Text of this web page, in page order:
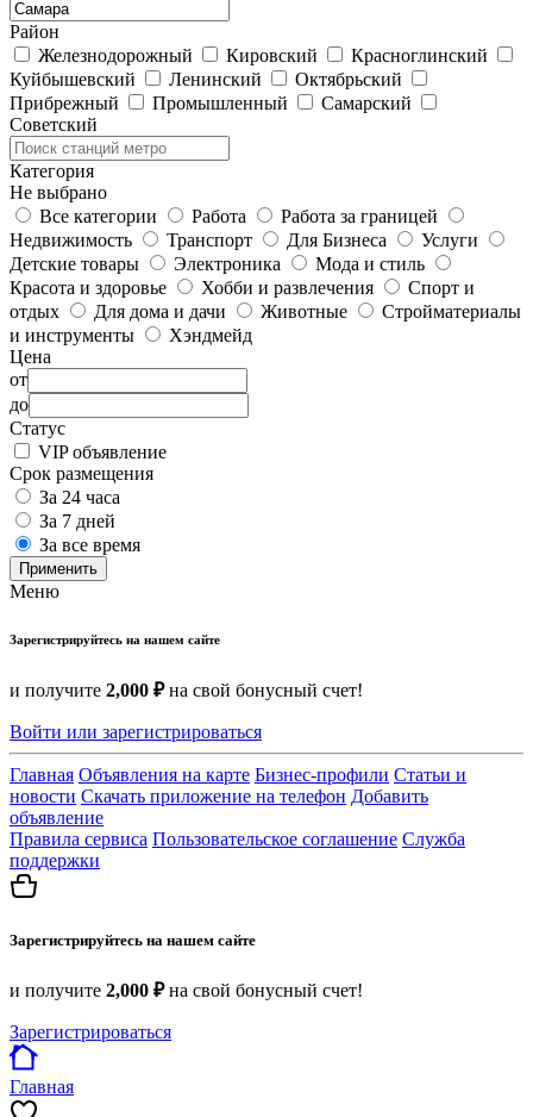
Район
Железнодорожный
Кировский
Красноглинский
Куйбышевский
Ленинский
Октябрьский
Прибрежный
Промышленный
Самарский
Советский
Категория
Не выбрано
Все категории
Работа
Работа за границей
Недвижимость
Транспорт Для Бизнеса
Услуги
Детские товары
Электроника
Мода и стиль
Красота и здоровье
Хобби и развлечения
Спорт и
отдых
Для дома и дачи Животные
Стройматериалы
и инструменты
Хэндмейд
Цена
от
до
Статус
VIP объявление
Срок размещения
За 24 часа
За 7 дней
За все время
Применить
Меню
Зарегистрируйтесь на нашем сайте
и получите 2,000 ₽на свой бонусный счет!
Войти или зарегистрироваться
Главная Объявления на карте Бизнес-профили Статьи и
новости Скачать приложение на телефон Добавить
объявление
Правила сервиса Пользовательское соглашение Служба
поддержки
Зарегистрируйтесь на нашем сайте
и получите 2,000 ₽на свой бонусный счет!
Зарегистрироваться
Главная